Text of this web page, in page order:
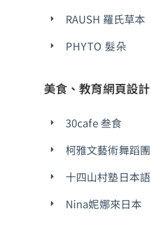
RAUSH 羅氏草本
PHYTO 髮朵
美食、教育網頁設計
30cafe 叁食
柯雅文藝術舞蹈團
十四山村塾日本語
Nina妮娜來日本